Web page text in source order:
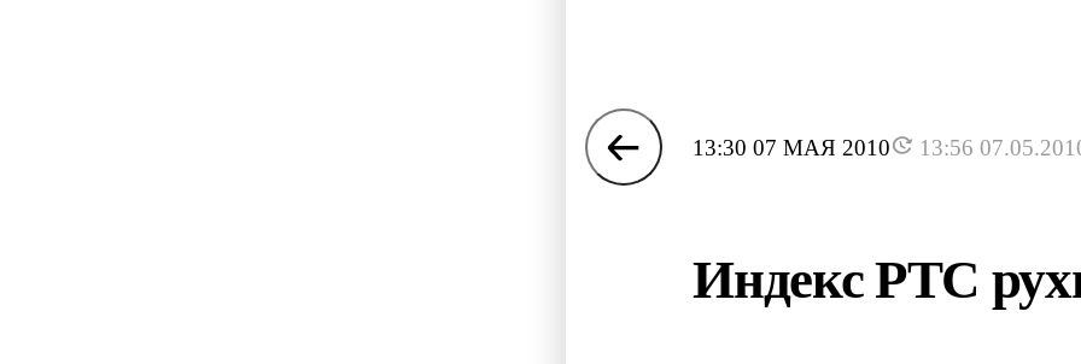
13:30 07 МАЯ 2010 13:56
Индекс РТС